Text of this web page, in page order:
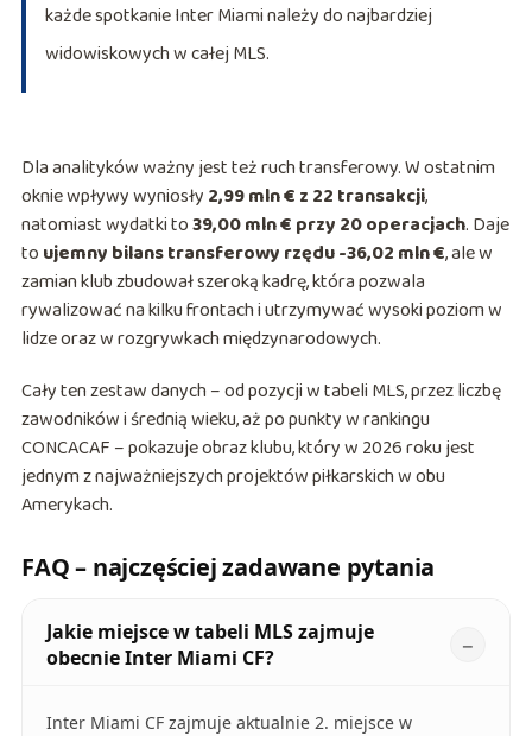
każde spotkanie Inter Miami należy do najbardziej
widowiskowych w całej MLS.
Dla analityków ważny jest też ruch transferowy. W ostatnim
oknie wpływy wyniosły 2,99 mln € z 22 transakcji,
natomiast wydatki to39,00 mln € przy 20 operacjach. Daje
to ujemny bilans transferowy rzędu -36,02 mln €, ale w
zamian klub zbudował szeroką kadrę, która pozwala
rywalizować na kilku frontach i utrzymywać wysoki poziom w
lidze oraz w rozgrywkach międzynarodowych.
Cały ten zestaw danych – od pozycji w tabeli MLS, przez liczbę
zawodników i średnią wieku, aż po punkty w rankingu
CONCACAF – pokazuje obraz klubu, który w 2026 roku jest
jednym z najważniejszych projektów piłkarskich w obu
Amerykach.
FAQ – najczęściej zadawane pytania
Jakie miejsce w tabeli MLS zajmuje
obecnie Inter Miami CF?
Inter Miami CF zajmuje aktualnie 2. miejsce w